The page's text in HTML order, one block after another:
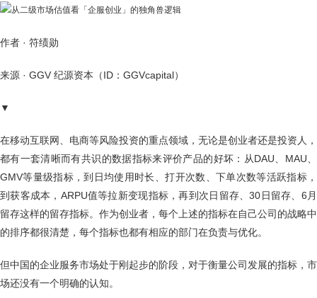
作者 · 符绩勋
来源 · GGV 纪源资本（ID：GGVcapital）
▼
在移动互联网、电商等风险投资的重点领域，无论是创业者还是投资人，
都有一套清晰而有共识的数据指标来评价产品的好坏：从DAU、MAU、
GMV等量级指标，到日均使用时长、打开次数、下单次数等活跃指标，
到获客成本，ARPU值等拉新变现指标，再到次日留存、30日留存、6月
留存这样的留存指标。作为创业者，每个上述的指标在自己公司的战略中
的排序都很清楚，每个指标也都有相应的部门在负责与优化。
但中国的企业服务市场处于刚起步的阶段，对于衡量公司发展的指标，市
场还没有一个明确的认知。